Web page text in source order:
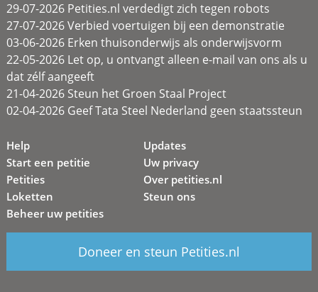
29-07-2026 Petities.nl verdedigt zich tegen robots
27-07-2026 Verbied voertuigen bij een demonstratie
03-06-2026 Erken thuisonderwijs als onderwijsvorm
22-05-2026 Let op, u ontvangt alleen e-mail van ons als u
dat zélf aangeeft
21-04-2026 Steun het Groen Staal Project
02-04-2026 Geef Tata Steel Nederland geen staatssteun
Help
Start een petitie
Petities
Loketten
Beheer uw petities
Updates
Uw privacy
Over petities.nl
Steun ons
Doneer en steun Petities.nl